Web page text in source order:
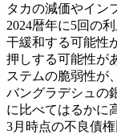
タカの減価やイン
2024暦年に5回の
干緩和する可能性
押しする可能性が
ステムの脆弱性が
バングラデシュの
に比べてはるかに
3月時点の不良債